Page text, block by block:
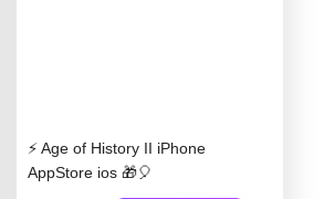
⚡️ Age of History II iPhone
AppStore ios 🎁🎈